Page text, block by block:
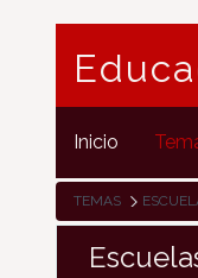
Inicio
TEMAS